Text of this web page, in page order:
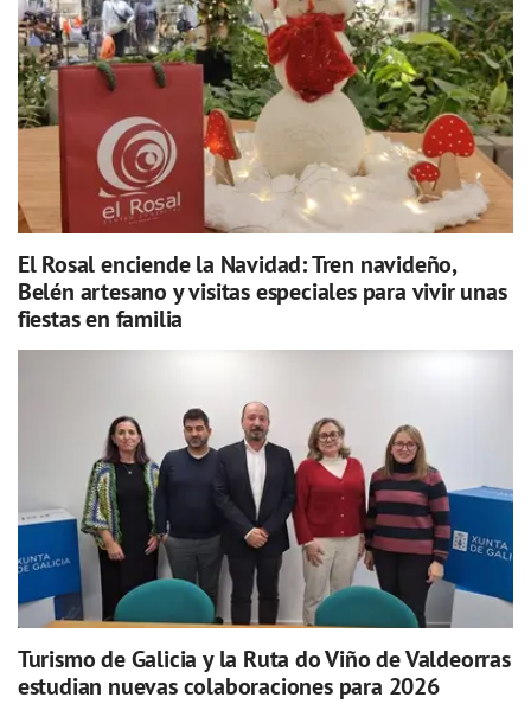
El Rosal enciende la Navidad: Tren navideño,
Belén artesano y visitas especiales para vivir unas
fiestas en familia
Turismo de Galicia y la Ruta do Viño de Valdeorras
estudian nuevas colaboraciones para 2026